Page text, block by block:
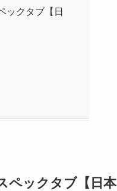
ックタブ【日
ペックタブ【日本